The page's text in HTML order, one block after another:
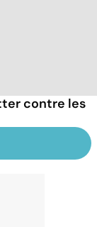
contre les